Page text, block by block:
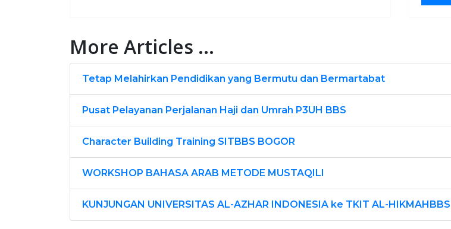
More Articles ...
Tetap Melahirkan Pendidikan yang Bermutu dan Bermartabat
Pusat Pelayanan Perjalanan Haji dan Umrah P3UH BBS
Character Building Training SITBBS BOGOR
WORKSHOP BAHASA ARAB METODE MUSTAQILI
KUNJUNGAN UNIVERSITAS AL-AZHAR INDONESIA ke TKIT AL-HIKMAHBBS